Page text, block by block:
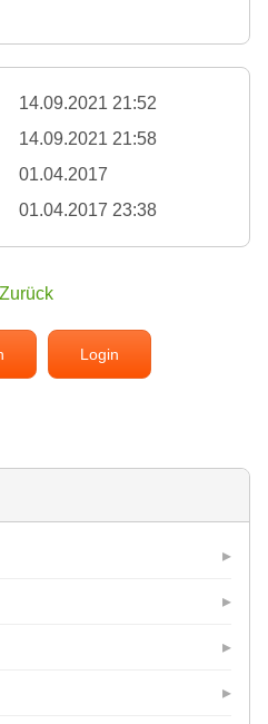
14.09.2021 21:52
14.09.2021 21:58
01.04.2017
01.04.2017 23:38
Login